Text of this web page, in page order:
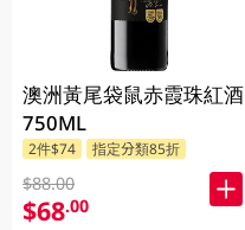
澳洲黃尾袋鼠赤霞珠紅酒
750ML
2件$74 指定分類85折
$88.00
$68.00